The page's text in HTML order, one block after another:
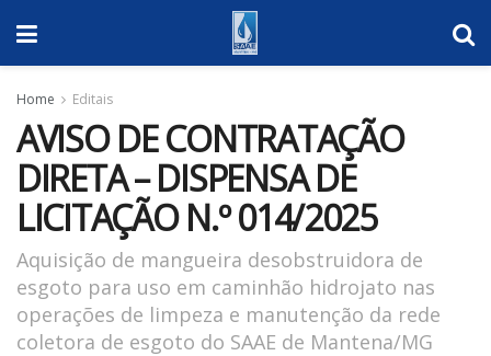
Home Editais
AVISO DE CONTRATAÇÃO
DIRETA – DISPENSA DE
LICITAÇÃO N.º 014/2025
Aquisição de mangueira desobstruidora de
esgoto para uso em caminhão hidrojato nas
operações de limpeza e manutenção da rede
coletora de esgoto do SAAE de Mantena/MG